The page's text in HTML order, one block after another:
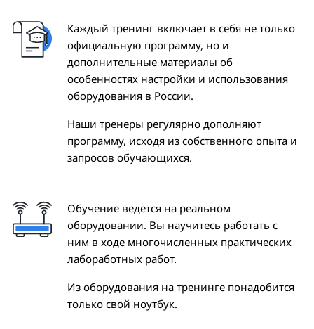
Каждый тренинг включает в себя не только
официальную программу, но и
дополнительные материалы об
особенностях настройки и использования
оборудования в России.
Наши тренеры регулярно дополняют
программу, исходя из собственного опыта и
запросов обучающихся.
Обучение ведется на реальном
оборудовании. Вы научитесь работать с
ним в ходе многочисленных практических
лабоработных работ.
Из оборудования на тренинге понадобится
только свой ноутбук.